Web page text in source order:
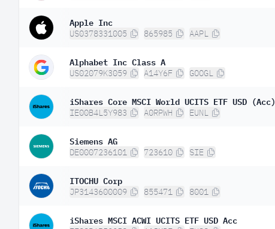
Apple Inc
US0378331005 865985 AAPL
Alphabet Inc Class A
US02079K3059 A14Y6F GOOGL
iShares Core MSCI World UCITS ETF USD (Acc)
IE00B4L5Y983 A0RPWH EUNL
Siemens AG
DE0007236101 723610 SIE
ITOCHU Corp
JP3143600009 855471 8001
iShares MSCI ACWI UCITS ETF USD Acc